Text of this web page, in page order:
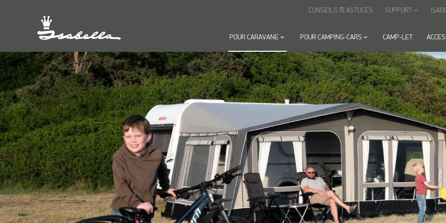
POUR CARAVANE keyboard_arrow_down POUR CAMPING-CARSkeyboard_arrow_down CAMP-LET
CONSEILS & ASTUCES SUPPORT keyboard_arrow_down